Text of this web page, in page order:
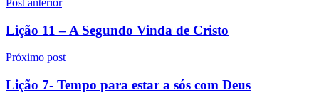
Navegação
de
Post
Lição 11 – A Segundo Vinda de Cristo
Próximo post
Lição 7- Tempo para estar a sós com Deus